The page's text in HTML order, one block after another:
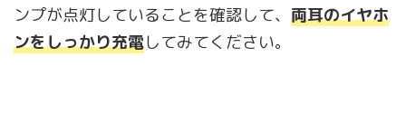
ンプが点灯していることを確認して、 両耳のイヤホ
ンをしっかり充電してみてください。